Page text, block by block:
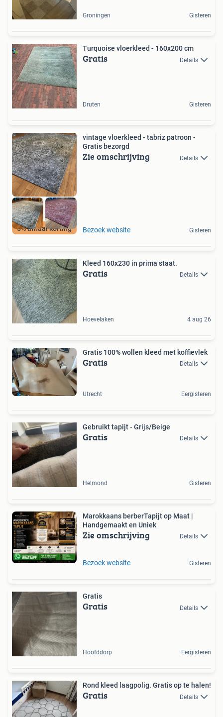
Groningen Gisteren
Turquoise vloerkleed - 160x200 cm
Gratis Details
Druten Gisteren
5% afhaal korting
vintage vloerkleed - tabriz patroon -
Gratis bezorgd
Zie omschrijving Details
Bezoek website Gisteren
Kleed 160x230 in prima staat.
Gratis Details
Hoevelaken 4 aug 26
Gratis 100% wollen kleed met koffievlek
Gratis Details
Utrecht Eergisteren
Gebruikt tapijt - Grijs/Beige
Gratis Details
Helmond Gisteren
Marokkaans berberTapijt op Maat |
Handgemaakt en Uniek
Zie omschrijving Details
Bezoek website Gisteren
Gratis
Gratis Details
Hoofddorp Eergisteren
Rond kleed laagpolig. Gratis op te halen!
Gratis Details